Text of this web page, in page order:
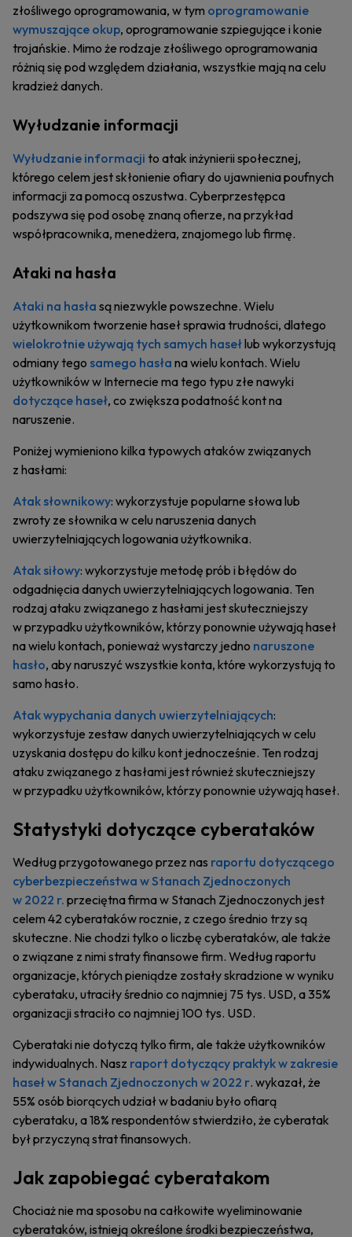
złośliwego oprogramowania, w tym oprogramowanie
wymuszające okup, oprogramowanie szpiegujące i konie
trojańskie. Mimo że rodzaje złośliwego oprogramowania
różnią się pod względem działania, wszystkie mają na celu
kradzież danych.
Wyłudzanie informacji
Wyłudzanie informacji to atak inżynierii społecznej,
którego celem jest skłonienie ofiary do ujawnienia poufnych
informacji za pomocą oszustwa. Cyberprzestępca
podszywa się pod osobę znaną ofierze, na przykład
współpracownika, menedżera, znajomego lub firmę.
Ataki na hasła
Ataki na hasła są niezwykle powszechne. Wielu
użytkownikom tworzenie haseł sprawia trudności, dlatego
wielokrotnie używają tych samych hasełlub wykorzystują
odmiany tego samego hasła na wielu kontach. Wielu
użytkowników w Internecie ma tego typu złe nawyki
dotyczące haseł, co zwiększa podatność kont na
naruszenie.
Poniżej wymieniono kilka typowych ataków związanych
z hasłami:
Atak słownikowy: wykorzystuje popularne słowa lub
zwroty ze słownika w celu naruszenia danych
uwierzytelniających logowania użytkownika.
Atak siłowy: wykorzystuje metodę prób i błędów do
odgadnięcia danych uwierzytelniających logowania. Ten
rodzaj ataku związanego z hasłami jest skuteczniejszy
w przypadku użytkowników, którzy ponownie używają haseł
na wielu kontach, ponieważ wystarczy jedno naruszone
hasło, aby naruszyć wszystkie konta, które wykorzystują to
samo hasło.
Atak wypychania danych uwierzytelniających:
wykorzystuje zestaw danych uwierzytelniających w celu
uzyskania dostępu do kilku kont jednocześnie. Ten rodzaj
ataku związanego z hasłami jest również skuteczniejszy
w przypadku użytkowników, którzy ponownie używają haseł.
Statystyki dotyczące cyberataków
Według przygotowanego przez nas raportu dotyczącego
cyberbezpieczeństwa w Stanach Zjednoczonych
w 2022 r. przeciętna firma w Stanach Zjednoczonych jest
celem 42 cyberataków rocznie, z czego średnio trzy są
skuteczne. Nie chodzi tylko o liczbę cyberataków, ale także
o związane z nimi straty finansowe firm. Według raportu
organizacje, których pieniądze zostały skradzione w wyniku
cyberataku, utraciły średnio co najmniej 75 tys. USD, a 35%
organizacji straciło co najmniej 100 tys. USD.
Cyberataki nie dotyczą tylko firm, ale także użytkowników
indywidualnych. Nasz raport dotyczący praktyk w zakresie
haseł w Stanach Zjednoczonych w 2022 r. wykazał, że
55% osób biorących udział w badaniu było ofiarą
cyberataku, a 18% respondentów stwierdziło, że cyberatak
był przyczyną strat finansowych.
Jak zapobiegać cyberatakom
Chociaż nie ma sposobu na całkowite wyeliminowanie
cyberataków, istnieją określone środki bezpieczeństwa,